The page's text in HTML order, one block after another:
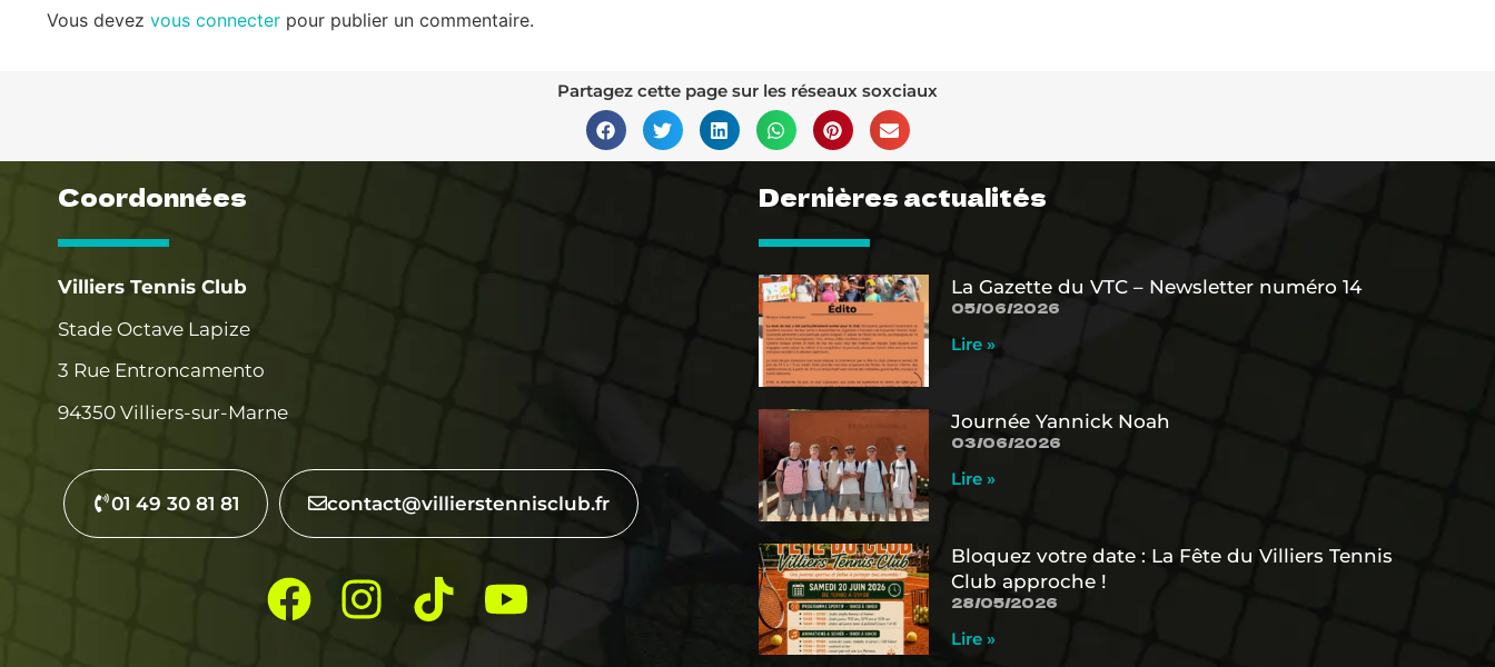
Vous devez vous connecter pour publier un commentaire.
Partagez cette page sur les réseaux soxciaux
Coordonnées
Villiers Tennis Club
Stade Octave Lapize
3 Rue Entroncamento
94350 Villiers-sur-Marne
01 49 30 81 81 contact@villierstennisclub.fr
Dernières actualités
La Gazette du VTC – Newsletter numéro 14
05/06/2026
Lire »
Journée Yannick Noah
03/06/2026
Lire »
Bloquez votre date : La Fête du Villiers Tennis
Club approche !
28/05/2026
Lire »